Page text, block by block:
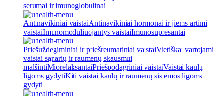
serumai ir imunoglobulinai
Antinavikiniai vaistaiAntinavikiniai hormonai ir jiems artimi
vaistaiImunomoduliuojantys vaistaiImunosupresantai
Priešuždegiminiai ir priešreumatiniai vaistaiVietiškai vartojami
vaistai sąnarių ir raumenų skausmui
malšintiMiorelaksantaiPriešpodagriniai vaistaiVaistai kaulų
ligoms gydytiKiti vaistai kaulų ir raumenų sistemos ligoms
gydyti